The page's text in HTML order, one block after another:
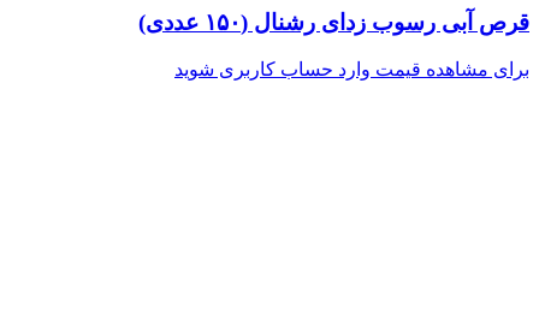
قرص آبی رسوب زدای رشنال (۱۵۰ عددی)
برای مشاهده قیمت وارد حساب کاربری شوید